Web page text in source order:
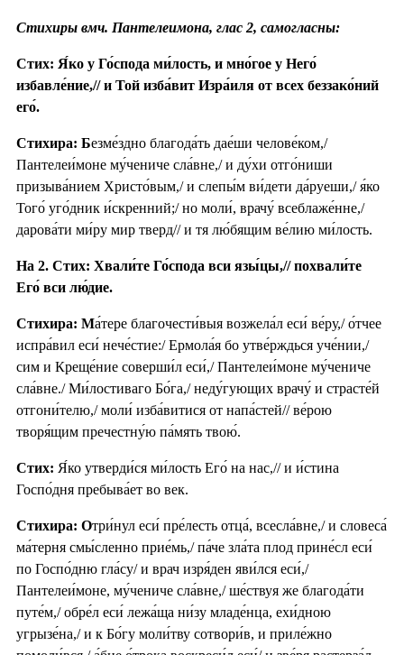
Стихиры вмч. Пантелеимона, глас 2, самогласны:
Стих: Я́ко у Го́спода ми́лость, и мно́гое у Него́
избавле́ние,// и Той изба́вит Изра́иля от всех беззако́ний
его́.
Стихира: Безме́здно благода́ть дае́ши челове́ком,/
Пантелеи́моне му́чениче сла́вне,/ и ду́хи отго́ниши
призыва́нием Христо́вым,/ и слепы́м ви́дети да́руеши,/ я́ко
Того́ уго́дник и́скренний;/ но моли́, врачу́ всеблаже́нне,/
дарова́ти ми́ру мир тверд// и тя лю́бящим ве́лию ми́лость.
На 2. Стих: Хвали́те Го́спода вси язы́цы,// похвали́те
Его́ вси лю́дие.
Стихира: Ма́тере благочести́выя возжела́л еси́ ве́ру,/ о́тчее
испра́вил еси́ нече́стие:/ Ермола́я бо утве́рждься уче́нии,/
сим и Креще́ние соверши́л еси́,/ Пантелеи́моне му́чениче
сла́вне./ Ми́лостиваго Бо́га,/ неду́гующих врачу́ и страсте́й
отгони́телю,/ моли́ изба́витися от напа́стей// ве́рою
творя́щим пречестну́ю па́мять твою́.
Стих: Я́ко утверди́ся ми́лость Его́ на нас,// и и́стина
Госпо́дня пребыва́ет во век.
Стихира: Отри́нул еси́ пре́лесть отца́, всесла́вне,/ и словеса́
ма́терня смы́сленно прие́мь,/ па́че зла́та плод прине́сл еси́
по Госпо́дню гла́су/ и врач изря́ден яви́лся еси́,/
Пантелеи́моне, му́чениче сла́вне,/ ше́ствуя же благода́ти
путе́м,/ обре́л еси́ лежа́ща ни́зу младе́нца, ехи́дною
угрызе́на,/ и к Бо́гу моли́тву сотвори́в, и приле́жно